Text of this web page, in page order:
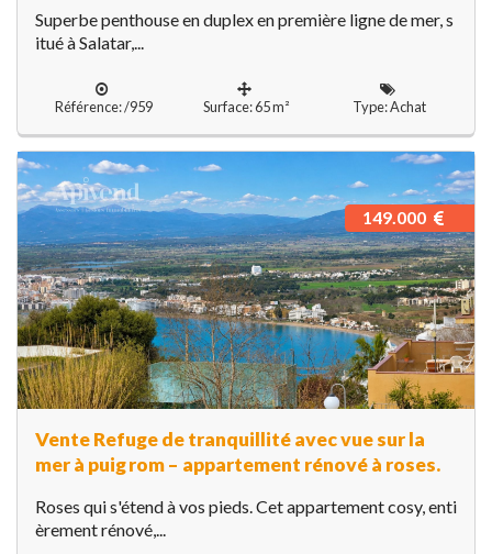
Superbe penthouse en duplex en première ligne de mer, s
itué à Salatar,...
Référence: /959 Surface: 65 m² Type: Achat
Vente Refuge de tranquillité avec vue sur la
mer à puig rom – appartement rénové à roses.
149.000
Roses qui s'étend à vos pieds. Cet appartement cosy, enti
èrement rénové,...